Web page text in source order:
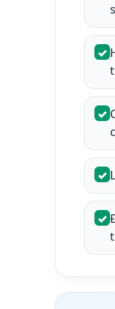
✓
✓
✓
✓